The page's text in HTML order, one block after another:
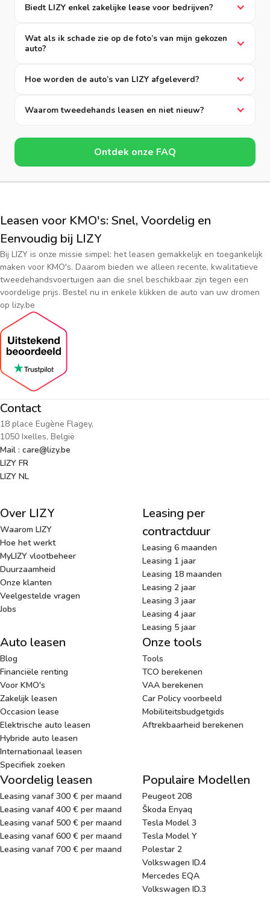
Biedt LIZY enkel zakelijke lease voor bedrijven?
Wat als ik schade zie op de foto’s van mijn gekozen
auto?
Hoe worden de auto’s van LIZY afgeleverd?
Waarom tweedehands leasen en niet nieuw?
Ontdek onze FAQ
Leasen voor KMO's: Snel, Voordelig en
Eenvoudig bij LIZY
Bij LIZY is onze missie simpel: het leasen gemakkelijk en toegankelijk
maken voor KMO's. Daarom bieden we alleen recente, kwalitatieve
tweedehandsvoertuigen aan die snel beschikbaar zijn tegen een
voordelige prijs. Bestel nu in enkele klikken de auto van uw dromen
op lizy.be
Contact
18 place Eugène Flagey,
1050 Ixelles, België
Mail : care@lizy.be
LIZY FR
LIZY NL
Over LIZY
Waarom LIZY
Hoe het werkt
MyLIZY vlootbeheer
Duurzaamheid
Onze klanten
Veelgestelde vragen
Jobs
Leasing per
contractduur
Leasing 6 maanden
Leasing 1 jaar
Leasing 18 maanden
Leasing 2 jaar
Leasing 3 jaar
Leasing 4 jaar
Leasing 5 jaar
Auto leasen
Blog
Financiële renting
Voor KMO's
Zakelijk leasen
Occasion lease
Elektrische auto leasen
Hybride auto leasen
Internationaal leasen
Specifiek zoeken
Onze tools
Tools
TCO berekenen
VAA berekenen
Car Policy voorbeeld
Mobiliteitsbudgetgids
Aftrekbaarheid berekenen
Voordelig leasen
Leasing vanaf 300 € per maand
Leasing vanaf 400 € per maand
Leasing vanaf 500 € per maand
Leasing vanaf 600 € per maand
Leasing vanaf 700 € per maand
Populaire Modellen
Peugeot 208
Škoda Enyaq
Tesla Model 3
Tesla Model Y
Polestar 2
Volkswagen ID.4
Mercedes EQA
Volkswagen ID.3